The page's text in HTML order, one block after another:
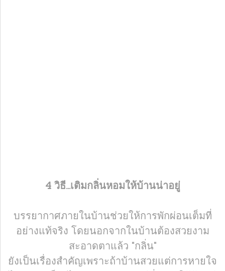
4 วิธี...เติมกลิ่นหอมให้บ้านน่าอยู่
บรรยากาศภายในบ้านช่วยให้การพักผ่อนเต็มที่
อย่างแท้จริง โดยนอกจากในบ้านต้องสวยงาม
สะอาดตาแล้ว "กลิ่น"
ยังเป็นเรื่องสำคัญเพราะถ้าบ้านสวยแต่การหายใจ